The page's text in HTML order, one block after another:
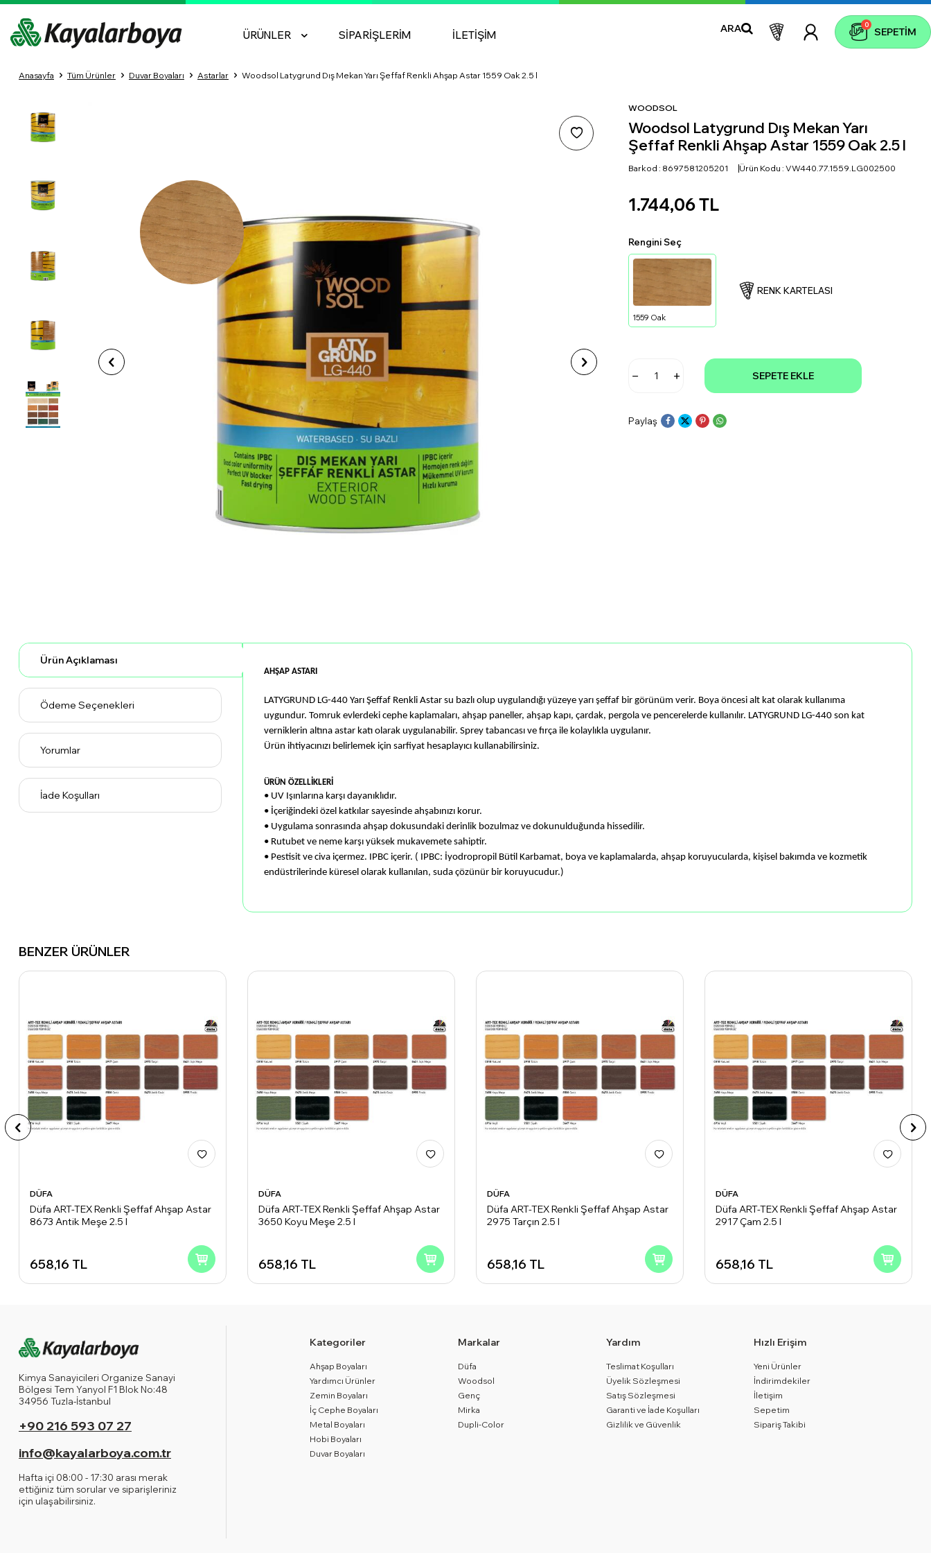
ÜRÜNLER SIPARIŞLERIM İLETIŞIM
ARA SEPETIM
0
Anasayfa Tüm Ürünler Duvar Boyaları Astarlar Woodsol Latygrund Dış Mekan Yarı Şeffaf Renkli Ahşap Astar 1559 Oak 2.5 l
WOODSOL
Woodsol Latygrund Dış Mekan Yarı
Şeffaf Renkli Ahşap Astar 1559 Oak 2.5 l
Barkod : 8697581205201 Ürün Kodu : VW440.77.1559.LG002500
1.744,06TL
Rengini Seç
1559 Oak
RENK KARTELASI
SEPETE EKLE
Paylaş
Ürün Açıklaması
Ödeme Seçenekleri
Yorumlar
İade Koşulları
AHŞAP ASTARI
LATYGRUND LG-440 Yarı Şeffaf Renkli Astar su bazlı olup uygulandığı yüzeye yarı şeffaf bir görünüm verir. Boya öncesi alt kat olarak kullanıma
uygundur. Tomruk evlerdeki cephe kaplamaları, ahşap paneller, ahşap kapı, çardak, pergola ve pencerelerde kullanılır. LATYGRUND LG-440 son kat
verniklerin altına astar katı olarak uygulanabilir. Sprey tabancası ve fırça ile kolaylıkla uygulanır.
Ürün ihtiyacınızı belirlemek için sarfiyat hesaplayıcı kullanabilirsiniz.
ÜRÜN ÖZELLİKLERİ
• UV Işınlarına karşı dayanıklıdır.
• İçeriğindeki özel katkılar sayesinde ahşabınızı korur.
• Uygulama sonrasında ahşap dokusundaki derinlik bozulmaz ve dokunulduğunda hissedilir.
• Rutubet ve neme karşı yüksek mukavemete sahiptir.
• Pestisit ve civa içermez. IPBC içerir. ( IPBC: İyodropropil Bütil Karbamat, boya ve kaplamalarda, ahşap koruyucularda, kişisel bakımda ve kozmetik
endüstrilerinde küresel olarak kullanılan, suda çözünür bir koruyucudur.)
BENZER ÜRÜNLER
DÜFA
Düfa ART-TEX Renkli Şeffaf Ahşap Astar
8673 Antik Meşe 2.5 l
658,16 TL
DÜFA
Düfa ART-TEX Renkli Şeffaf Ahşap Astar
3650 Koyu Meşe 2.5 l
658,16 TL
DÜFA
Düfa ART-TEX Renkli Şeffaf Ahşap Astar
2975 Tarçın 2.5 l
658,16 TL
DÜFA
Düfa ART-TEX Renkli Şeffaf Ahşap Astar
2917 Çam 2.5 l
658,16 TL
Kimya Sanayicileri Organize Sanayi
Bölgesi Tem Yanyol F1 Blok No:48
34956 Tuzla-İstanbul
+90 216 593 07 27
info@kayalarboya.com.tr
Hafta içi 08:00 - 17:30 arası merak
ettiğiniz tüm sorular ve siparişleriniz
için ulaşabilirsiniz.
Kategoriler
Ahşap Boyaları
Yardımcı Ürünler
Zemin Boyaları
İç Cephe Boyaları
Metal Boyaları
Hobi Boyaları
Duvar Boyaları
Markalar
Düfa
Woodsol
Genç
Mirka
Dupli-Color
Yardım
Teslimat Koşulları
Üyelik Sözleşmesi
Satış Sözleşmesi
Garanti ve İade Koşulları
Gizlilik ve Güvenlik
Hızlı Erişim
Yeni Ürünler
İndirimdekiler
İletişim
Sepetim
Sipariş Takibi